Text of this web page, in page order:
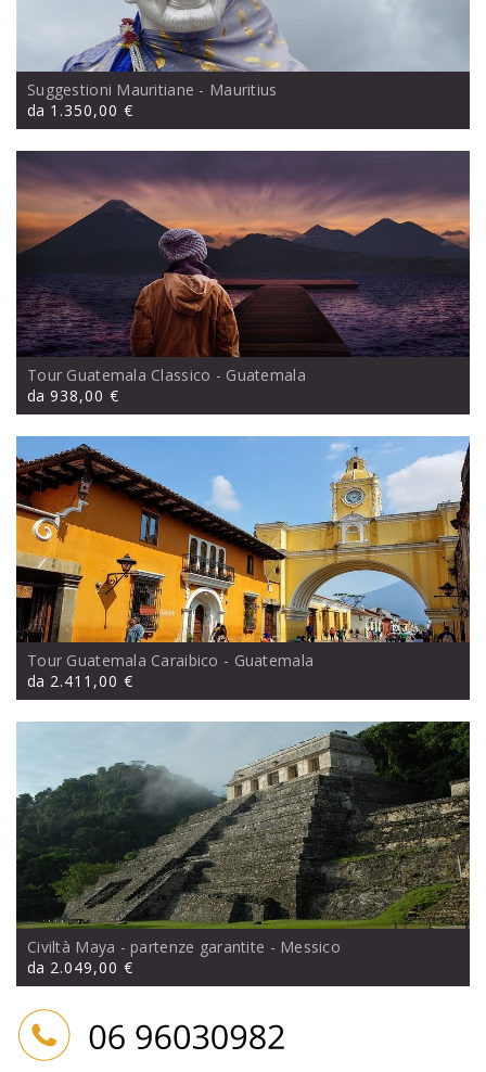
Suggestioni Mauritiane - Mauritius
da 1.350,00 €
Tour Guatemala Classico - Guatemala
da 938,00 €
Tour Guatemala Caraibico - Guatemala
da 2.411,00 €
Civiltà Maya - partenze garantite - Messico
da 2.049,00 €